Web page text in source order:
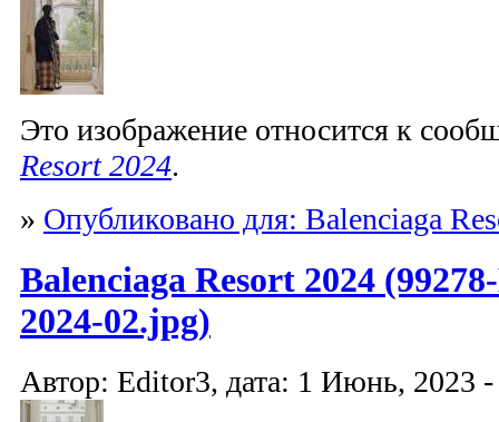
Это изображение относится к
Resort 2024.
» Опубликовано для: Balenciaga
Balenciaga Resort 2024
2024-02.jpg)
Автор: Editor3, дата: 1 Июнь, 2023